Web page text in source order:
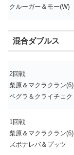
クルーガー＆モー(W)
混合ダブルス
2回戦
柴原＆マクラクラン(6)
ペグラ＆クライチェク
1回戦
柴原＆マクラクラン(6)
ズボナレバ＆プッツ